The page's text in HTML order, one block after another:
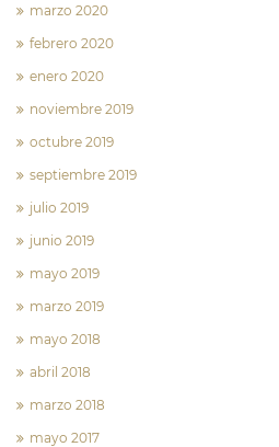
marzo 2020
febrero 2020
enero 2020
noviembre 2019
octubre 2019
septiembre 2019
julio 2019
junio 2019
mayo 2019
marzo 2019
mayo 2018
abril 2018
marzo 2018
mayo 2017